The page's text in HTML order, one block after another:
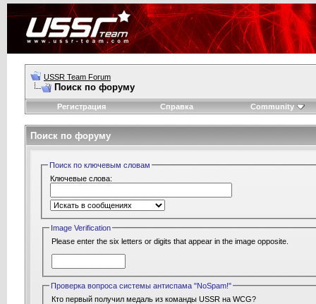
USSR Team Forum
Поиск по форуму
Регистрация Справка Community
Поиск по форуму
Поиск по ключевым словам
Ключевые слова:
Image Verification
Please enter the six letters or digits that appear in the image opposite.
Проверка вопроса системы антиспама "NoSpam!"
Кто первый получил медаль из команды USSR на WCG?